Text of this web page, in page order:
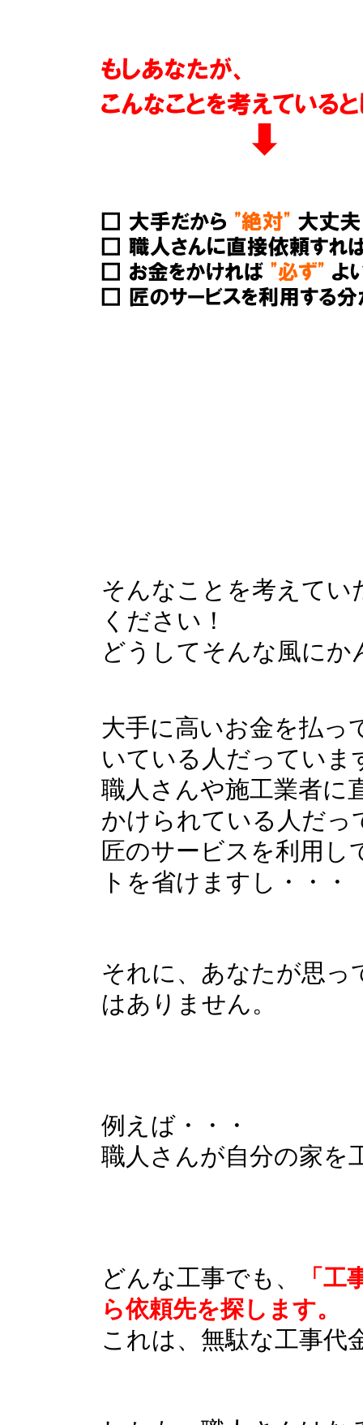
そんなことを考えて
ください！
どうしてそんな風に
大手に高いお金を払っ
いている人だっていま
職人さんや施工業者に
かけられている人だっ
匠のサービスを利用し
トを省けますし・・・
それに、あなたが思っ
はありません。
例えば・・・
職人さんが自分の家を
どんな工事でも、
「
ら依頼先を探します。
これは、無駄な工事代